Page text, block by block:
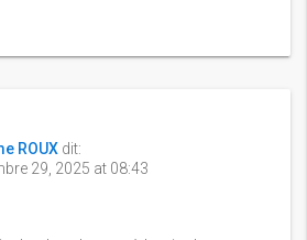
ROUX dit:
29, 2025 at 08:43